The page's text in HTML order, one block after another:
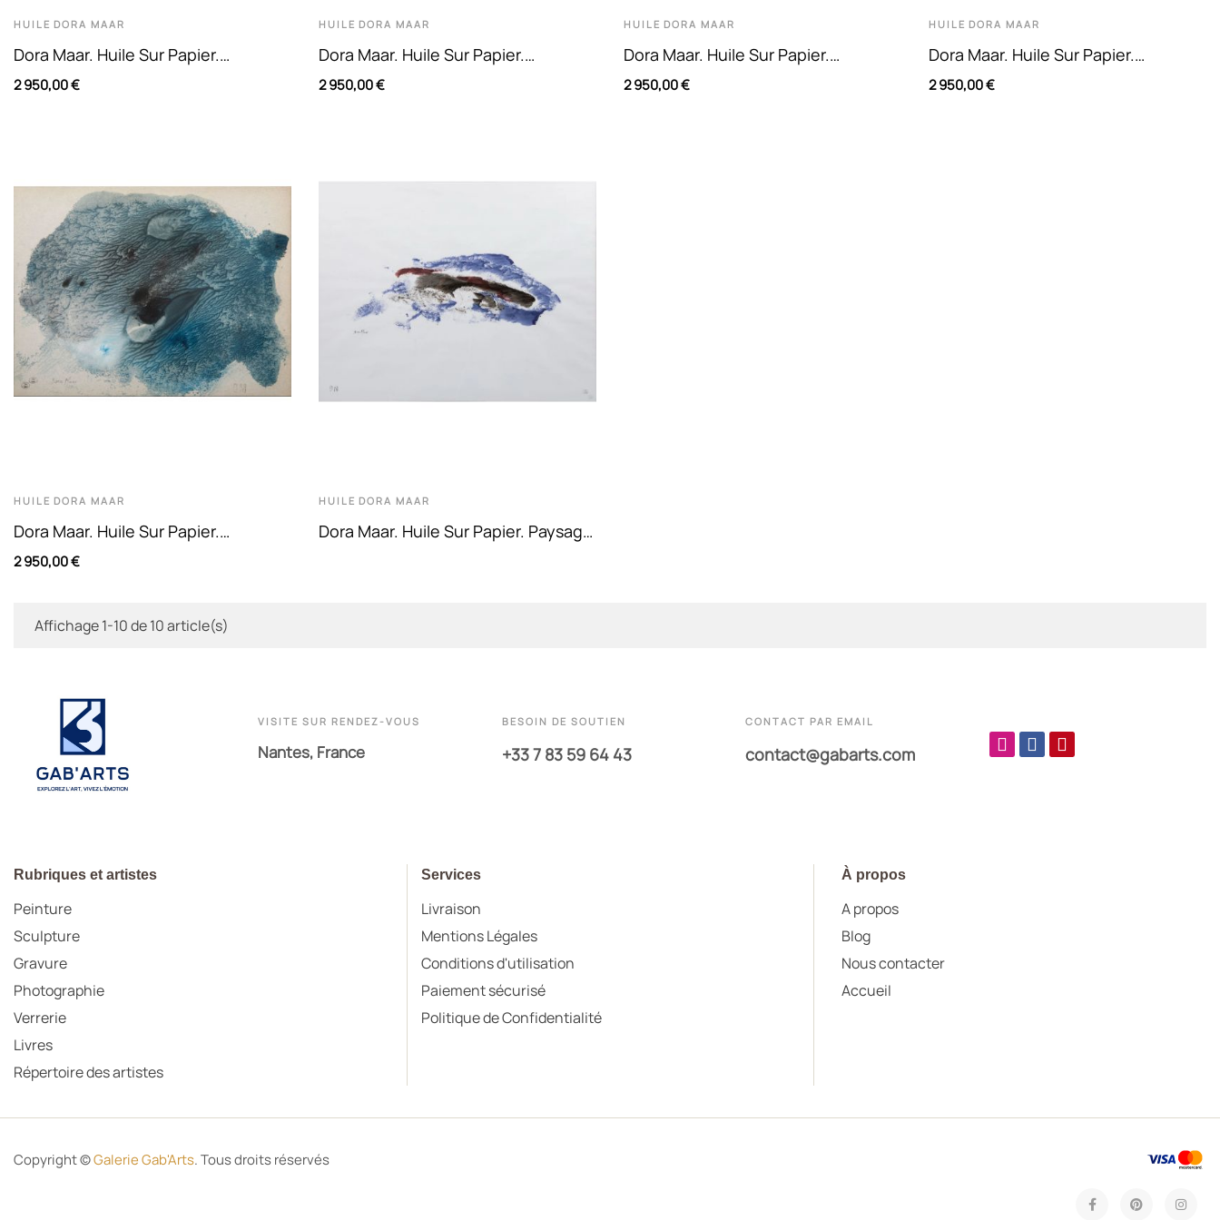
HUILE DORA MAAR
Dora Maar. Huile Sur Papier.
Composition Abstraite En Nuance
2 950,00 €
HUILE DORA MAAR
Dora Maar. Huile Sur Papier.
Composition Abstraite En Nuances
2 950,00 €
HUILE DORA MAAR
Dora Maar. Huile Sur Papier.
Composition Abstraite En Nuances
2 950,00 €
HUILE DORA MAAR
Dora Maar. Huile Sur Papier.
Composition Abstraite En Nuances
2 950,00 €
HUILE DORA MAAR
Dora Maar. Huile Sur Papier.
Composition Abstraite En Vert Et
2 950,00 €
HUILE DORA MAAR
Dora Maar. Huile Sur Papier. Paysage
Affichage 1-10 de 10 article(s)
VISITE SUR RENDEZ-VOUS
Nantes, France
BESOIN DE SOUTIEN
+33 7 83 59 64 43
CONTACT PAR EMAIL
contact@gabarts.com
Rubriques et artistes
Peinture
Sculpture
Gravure
Photographie
Verrerie
Livres
Répertoire des artistes
Services
Livraison
Mentions Légales
Conditions d'utilisation
Paiement sécurisé
Politique de Confidentialité
À propos
A propos
Blog
Nous contacter
Accueil
Copyright ©Galerie Gab'Arts. Tous droits réservés